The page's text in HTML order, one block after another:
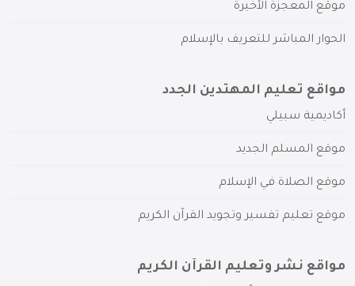
موقع المعجزة الأخيرة
الحوار المباشر للتعريف بالإسلام
مواقع تعليم المهتدين الجدد
أكاديمية سبيلي
موقع المسلم الجديد
موقع الصلاة في الإسلام
موقع تعليم تفسير وتجويد القرآن الكريم
مواقع نشر وتعليم القرآن الكريم